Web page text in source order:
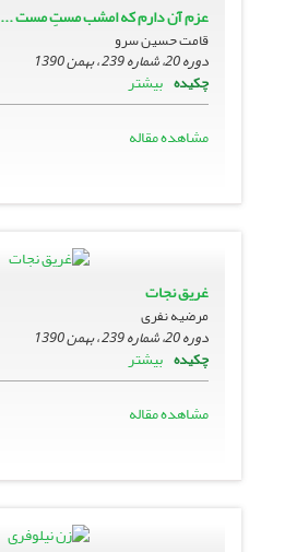
عزم آن دارم که امشب مستِ مست ...
قامت حسین سرو
دوره 20، شماره 239 ، بهمن 1390
چکیده بیشتر
مشاهده مقاله
غریق نجات
مرضیه نفری
دوره 20، شماره 239 ، بهمن 1390
چکیده بیشتر
مشاهده مقاله